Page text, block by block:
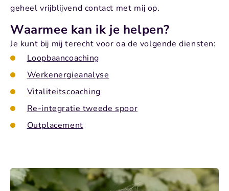
geheel vrijblijvend contact met mij op.
Waarmee kan ik je helpen?
Je kunt bij mij terecht voor oa de volgende diensten:
Loopbaancoaching
Werkenergieanalyse
Vitaliteitscoaching
Re-integratie tweede spoor
Outplacement